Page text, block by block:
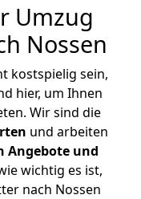
Umzug
Nossen
kostspielig sein,
hier, um Ihnen
Wir sind die
und arbeiten
Angebote und
wichtig es ist,
nach Nossen